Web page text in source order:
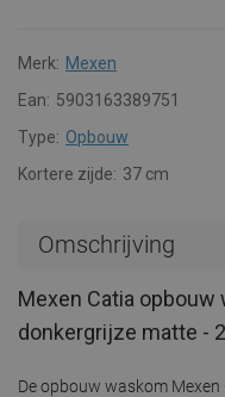
Merk: Mexen
Ean: 5903163389751
Type: Opbouw
Kortere zijde: 37 cm
Omschrijving
Mexen Catia opbouw
donkergrijze matte -
De opbouw waskom